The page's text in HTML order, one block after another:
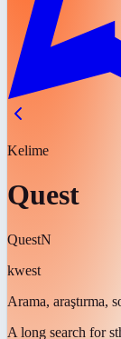
Kelime
Quest
QuestN
kwest
Arama, araştırma,
A long search for